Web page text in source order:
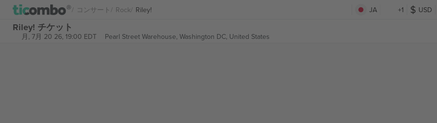
コンサート Rock Riley! JA +1 USD
Riley! チケット
月, 7月 20 26, 19:00 EDT Pearl Street Warehouse, Washington DC, United States